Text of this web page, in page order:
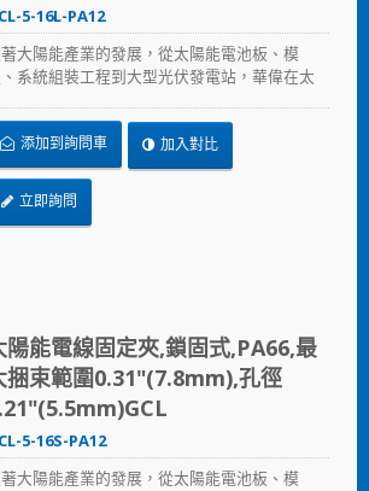
5-16L-PA12
大陽能產業的發展，從太陽能電池板、模
系統組裝工程到大型光伏發電站，華偉在太
浪管到邊緣夾，提供兼顧品質與價格的解決
案，加速節省安裝時間、採用更可靠的PA12原
在惡劣的環境下表現出色，延長產品使用壽
。
添加到詢問車 加入對比
立即詢問
陽能電線固定夾,鎖固式,PA66,最
捆束範圍0.31"(7.8mm),孔徑
5-16S-PA12
大陽能產業的發展，從太陽能電池板、模